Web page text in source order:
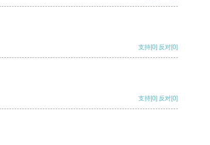
支持[0] 反对[0]
支持[0] 反对[0]